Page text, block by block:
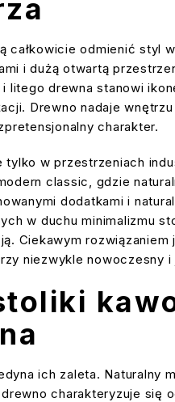
odmienić styl
i dużą otwartą
litego drewna stanowi
Drewno nadaje
charakter.
w przestrzeniach
classic, gdzie
dodatkami i
w duchu minimalizmu
Ciekawym
niezwykle nowoczesny
ich zaleta. Naturalny
charakteryzuje się